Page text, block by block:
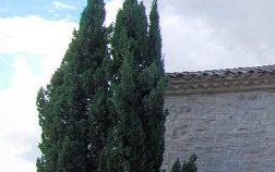
Previous